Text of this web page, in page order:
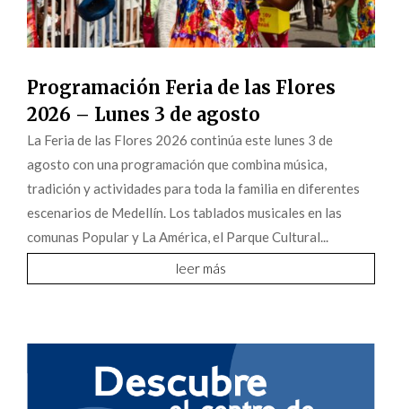
Programación Feria de las Flores
2026 – Lunes 3 de agosto
La Feria de las Flores 2026 continúa este lunes 3 de
agosto con una programación que combina música,
tradición y actividades para toda la familia en diferentes
escenarios de Medellín. Los tablados musicales en las
comunas Popular y La América, el Parque Cultural...
leer más